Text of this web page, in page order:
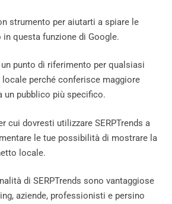
strumento per aiutarti a spiare le
questa funzione di Google.
punto di riferimento per qualsiasi
perché conferisce maggiore
un pubblico più specifico.
cui dovresti utilizzare SERPTrends a
le tue possibilità di mostrare la
locale.
di SERPTrends sono vantaggiose
aziende, professionisti e persino